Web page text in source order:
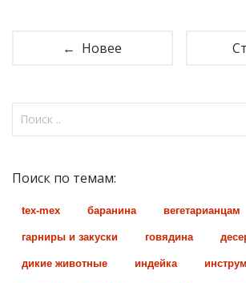
← Новее
Поиск по темам:
tex-mex баранина вегетарианцам
гарниры и закуски говядина
дикие животные индейка